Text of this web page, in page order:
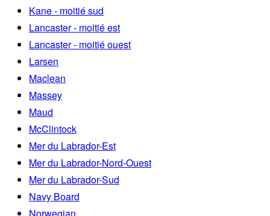
Kane - moitié sud
Lancaster - moitié est
Lancaster - moitié ouest
Larsen
Maclean
Massey
Maud
McClintock
Mer du Labrador-Est
Mer du Labrador-Nord-Ouest
Mer du Labrador-Sud
Navy Board